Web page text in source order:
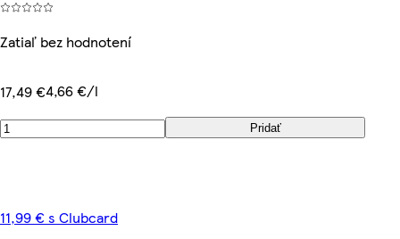
Zatiaľ bez hodnotení
17,49 €4,66 €/l
Pridať
11,99 € s Clubcard